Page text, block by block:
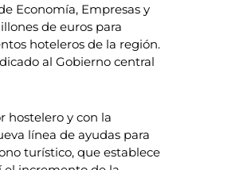
Economía, Empresas y
de euros para
hoteleros de la región.
al Gobierno central
hostelero y con la
línea de ayudas para
turístico, que establece